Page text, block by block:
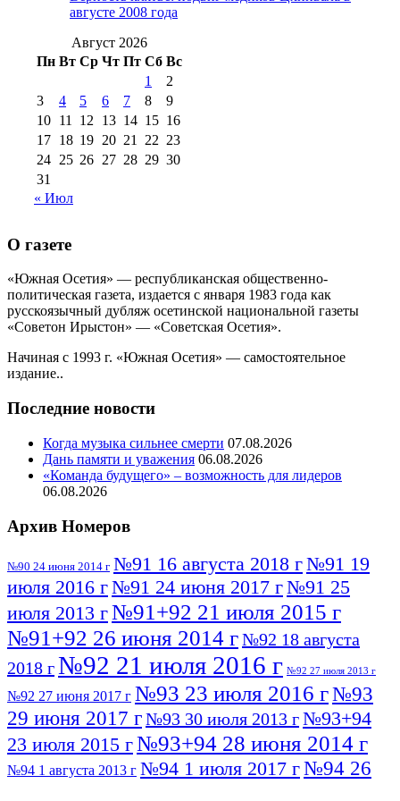
2017 г(9) №99 4 августа 2015 г
августа 2012 г(11)
августа 2013 г
(12)
августе 2008 года
Август 2026
Пн Вт Ср Чт Пт Сб Вс
1
2
3
4 5 6 7 8
9
10 11 12 13 14 15 16
17 18 19 20 21 22 23
24 25 26 27 28 29 30
31
« Июл
О газете
«Южная Осетия» — республиканская общественно-
политическая газета, издается с января 1983 года как
русскоязычный дубляж осетинской национальной газеты
«Советон Ирыстон» — «Советская Осетия».
Начиная с 1993 г. «Южная Осетия» — самостоятельное
издание..
Последние новости
Когда музыка сильнее смерти 07.08.2026
Дань памяти и уважения 06.08.2026
«Команда будущего» – возможность для лидеров
06.08.2026
Архив Номеров
№90 24 июня 2014 г №91 16 августа 2018 г№91 19
июля 2016 г№91 24 июня 2017 г№91 25
июля 2013 г№91+92 21 июля 2015 г
№91+92 26 июня 2014 г№92 18 августа
2018 г№92 21 июля 2016 г №92 27 июля 2013 г
№92 27 июня 2017 г №93 23 июля 2016 г№93
29 июня 2017 г№93 30 июля 2013 г№93+94
23 июля 2015 г№93+94 28 июня 2014 г
№94 1 августа 2013 г №94 1 июля 2017 г№94 26